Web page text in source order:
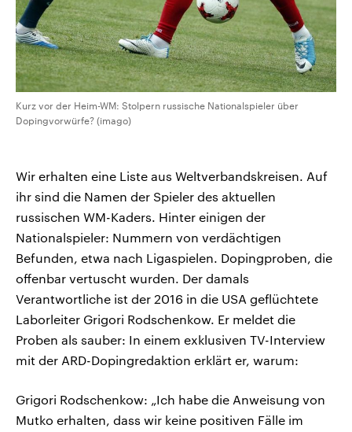
Kurz vor der Heim-WM: Stolpern russische Nationalspieler über
Dopingvorwürfe? (imago)
Wir erhalten eine Liste aus Weltverbandskreisen. Auf
ihr sind die Namen der Spieler des aktuellen
russischen WM-Kaders. Hinter einigen der
Nationalspieler: Nummern von verdächtigen
Befunden, etwa nach Ligaspielen. Dopingproben, die
offenbar vertuscht wurden. Der damals
Verantwortliche ist der 2016 in die USA geflüchtete
Laborleiter Grigori Rodschenkow. Er meldet die
Proben als sauber: In einem exklusiven TV-Interview
mit der ARD-Dopingredaktion erklärt er, warum:
Grigori Rodschenkow: „Ich habe die Anweisung von
Mutko erhalten, dass wir keine positiven Fälle im